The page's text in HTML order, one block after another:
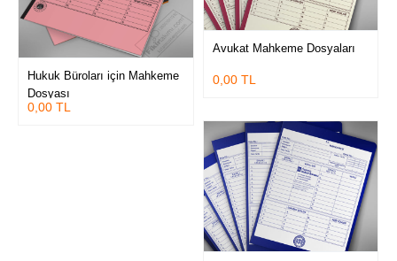
Hukuk Büroları için Mahkeme
Dosyası
0,00 TL
Avukat Mahkeme Dosyaları
0,00 TL